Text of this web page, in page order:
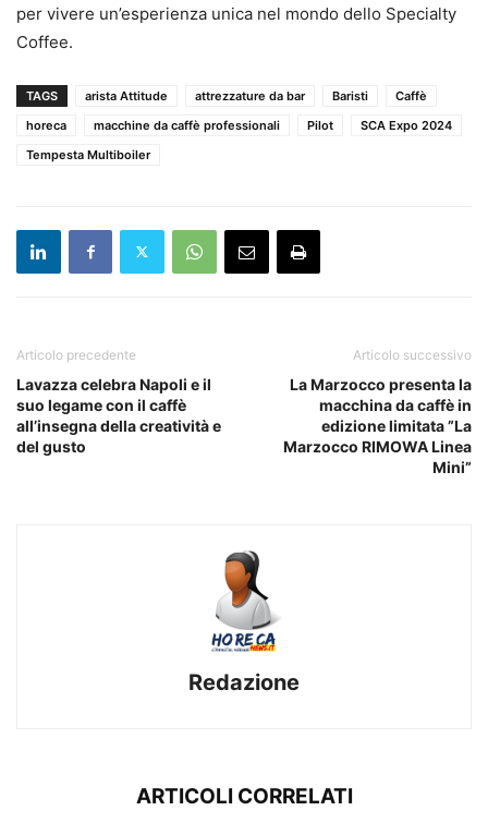
per vivere un’esperienza unica nel mondo dello Specialty
Coffee.
TAGS arista Attitude attrezzature da bar Baristi
Caffè
horeca
macchine da caffè professionali Pilot
SCA Expo 2024
Tempesta Multiboiler
Articolo precedente
Lavazza celebra Napoli e il
suo legame con il caffè
all’insegna della creatività e
del gusto
Articolo successivo
La Marzocco presenta la
macchina da caffè in
edizione limitata ”La
Marzocco RIMOWA Linea
Mini”
Redazione
ARTICOLI CORRELATI